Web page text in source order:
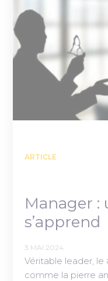
ARTICLE
Manager :
s’apprend
3 MAI 2024
Véritable leader,
comme la pierre